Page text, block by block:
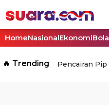
HomeNasionalEkonomiBola
🔥 Trending Pencairan Pip